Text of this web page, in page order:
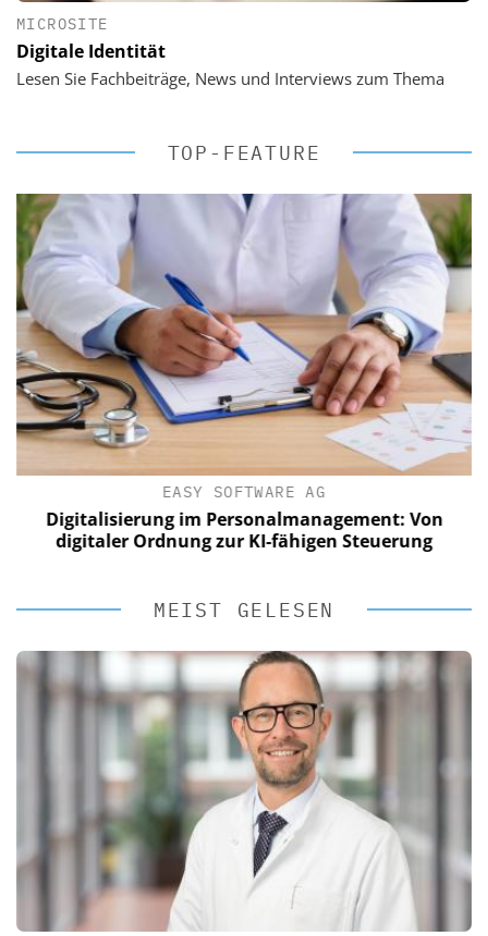
MICROSITE
Digitale Identität
Lesen Sie Fachbeiträge, News und Interviews zum Thema
TOP-FEATURE
EASY SOFTWARE AG
Digitalisierung im Personalmanagement: Von
digitaler Ordnung zur KI-fähigen Steuerung
MEIST GELESEN